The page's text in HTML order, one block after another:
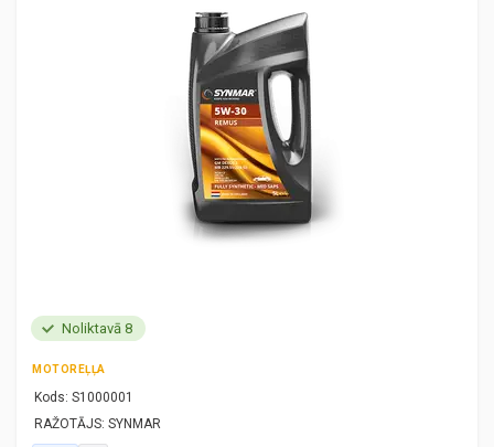
Noliktavā 8
MOTOREĻĻA
Kods: S1000001
RAŽOTĀJS: SYNMAR